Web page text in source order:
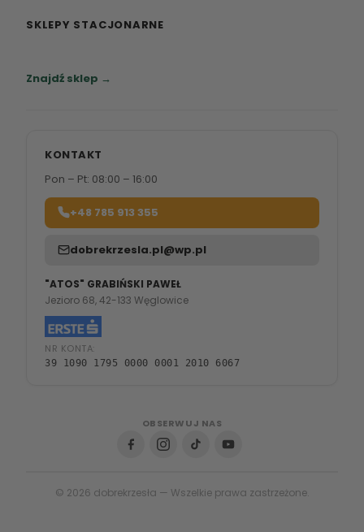
SKLEPY STACJONARNE
Znajdź sklep →
KONTAKT
Pon – Pt: 08:00 – 16:00
+48 785 913 355
dobrekrzesla.pl@wp.pl
"ATOS" GRABIŃSKI PAWEŁ
Jezioro 68, 42-133 Węglowice
NR KONTA:
39 1090 1795 0000 0001 2010 6067
OBSERWUJ NAS
© 2026 dobrekrzesła — Wszelkie prawa zastrzeżone.